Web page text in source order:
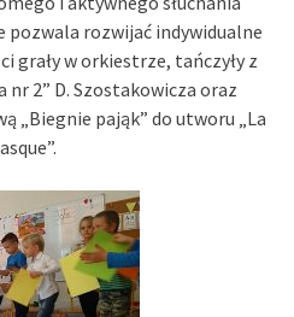
pozwala rozwijać indywidualne
grały w orkiestrze, tańczyły z
2” D. Szostakowicza oraz
„Biegnie pająk” do utworu „La